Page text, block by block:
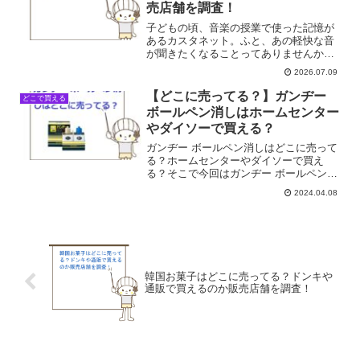
売店舗を調査！
子どもの頃、音楽の授業で使った記憶が
あるカスタネット。ふと、あの軽快な音
が聞きたくなることってありませんか？
私は最近、ちょっとしたリズム遊びがし
たくなって、仕事帰りにカスタネットを
探してみたんです。でも、いざ買おうと
思うと「あれ、そういえば...
2026.07.09
どこで買える
【どこに売ってる？】ガンヂー
ボールペン消しはホームセンター
やダイソーで買える？
ガンヂー ボールペン消しはどこに売って
る？ホームセンターやダイソーで買え
る？そこで今回はガンヂー ボールペン消
しの売ってる場所を調べてみました。
2024.04.08
韓国お菓子はどこに売ってる？ドンキや
通販で買えるのか販売店舗を調査！